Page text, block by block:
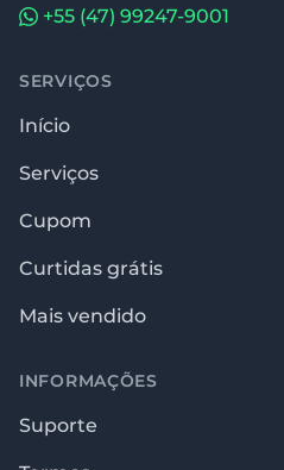
+55 (47) 99247-9001
SERVIÇOS
Início
Serviços
Cupom
Curtidas grátis
Mais vendido
INFORMAÇÕES
Suporte